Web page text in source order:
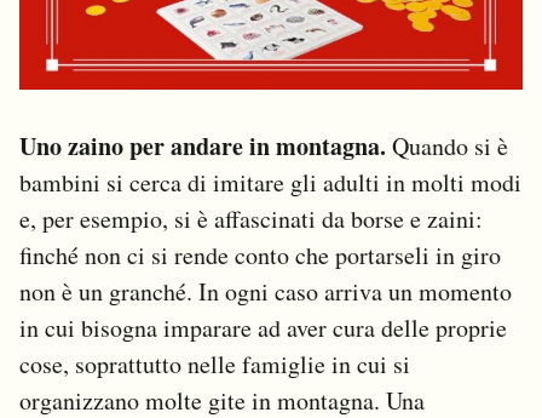
Uno zaino per andare in montagna. Quando si è
bambini si cerca di imitare gli adulti in molti modi
e, per esempio, si è affascinati da borse e zaini:
finché non ci si rende conto che portarseli in giro
non è un granché. In ogni caso arriva un momento
in cui bisogna imparare ad aver cura delle proprie
cose, soprattutto nelle famiglie in cui si
organizzano molte gite in montagna. Una